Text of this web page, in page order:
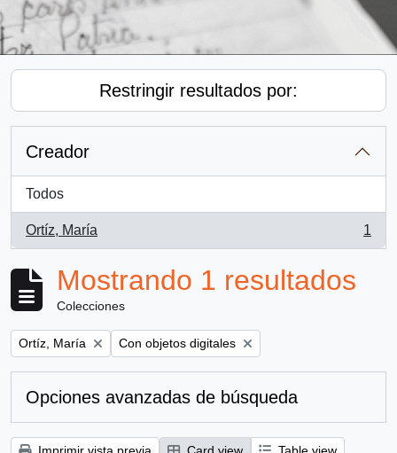
Restringir resultados por:
Creador
Todos
Ortíz, María
, 1 resultados
1
Mostrando 1 resultados
Colecciones
Remove filter:
Ortíz, María Remove filter:
Con objetos digitales
Opciones avanzadas de búsqueda